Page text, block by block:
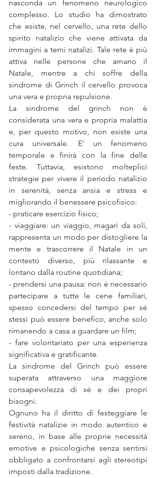
nasconda un fenomeno neurologico
complesso. Lo studio ha dimostrato
che esiste, nel cervello, una rete dello
spirito natalizio che viene attivata da
immagini a temi natalizi. Tale rete è più
attiva nelle persone che amano il
Natale, mentre a chi soffre della
sindrome di Grinch il cervello provoca
una vera e propria repulsione.
La sindrome del grinch non è
considerata una vera e propria malattia
e, per questo motivo, non esiste una
cura universale. E' un fenomeno
temporale e finirà con la fine delle
feste. Tuttavia, esistono molteplici
strategie per vivere il periodo natalizio
in serenità, senza ansia e stress e
migliorando il benessere psicofisico:
- praticare esercizio fisico;
- viaggiare: un viaggio, magari da soli,
rappresenta un modo per distogliere la
mente e trascorrere il Natale in un
contesto diverso, più rilassante e
lontano dalla routine quotidiana;
- prendersi una pausa: non è necessario
partecipare a tutte le cene familiari,
spesso concedersi del tempo per sé
stessi può essere benefico, anche solo
rimanendo a casa a guardare un film;
- fare volontariato per una esperienza
significativa e gratificante.
La sindrome del Grinch può essere
superata attraverso una maggiore
consapevolezza di sé e dei propri
bisogni.
Ognuno ha il diritto di festeggiare le
festività natalizie in modo autentico e
sereno, in base alle proprie necessità
emotive e psicologiche senza sentirsi
obbligato a confrontarsi agli stereotipi
imposti dalla tradizione.